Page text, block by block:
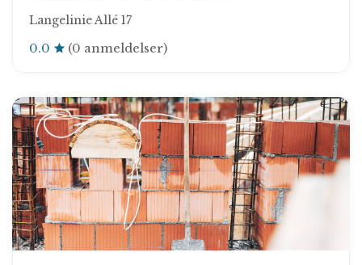
Langelinie Allé 17
0.0 (0 anmeldelser)